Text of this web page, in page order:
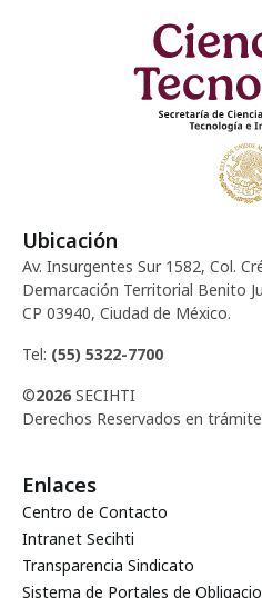
Ubicación
Av. Insurgentes Sur 1582, Col.
Demarcación Territorial Benito
CP 03940, Ciudad de México.
Tel: (55) 5322-7700
©2026 SECIHTI
Derechos Reservados en trámite
Enlaces
Centro de Contacto
Intranet Secihti
Transparencia Sindicato
Sistema de Portales de